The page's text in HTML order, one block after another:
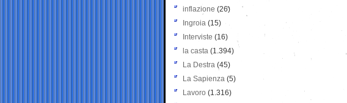
inflazione (26)
Ingroia (15)
Interviste (16)
la casta (1.394)
La Destra (45)
La Sapienza (5)
Lavoro (1.316)